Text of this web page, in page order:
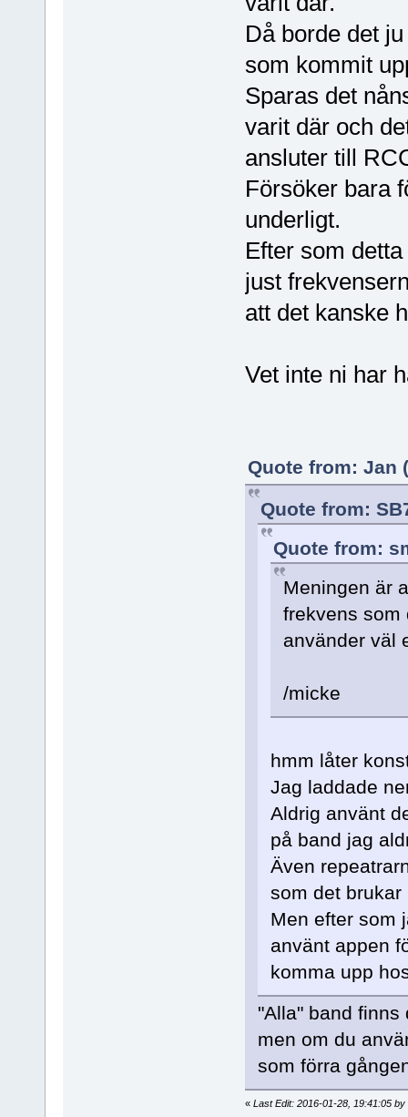
Då borde det
som kommit
Sparas det
varit där och
ansluter till
Försöker bara
underligt.
Efter som
just
att det kanske
Vet inte ni har
Quote from: Jan
Quote from:
Quote from:
Meningen är
frekvens som
använder väl
/micke
hmm låter
Jag laddade
Aldrig använt
på band jag
Även
som det
Men efter som
använt appen
komma upp
"Alla" band
men om du
som förra
« Last Edit: 2016-01-28, 19:41:05 by